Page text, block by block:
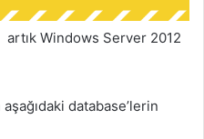
Windows Server 2012
database’lerin